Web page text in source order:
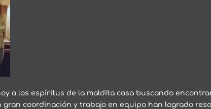
a los espíritus de la maldita casa buscando
gran coordinación y trabajo en equipo han logrado